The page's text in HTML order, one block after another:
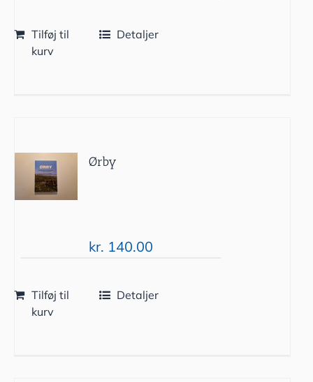
Tilføj til
kurv
Detaljer
Ørby
kr. 140.00
Tilføj til
kurv
Detaljer